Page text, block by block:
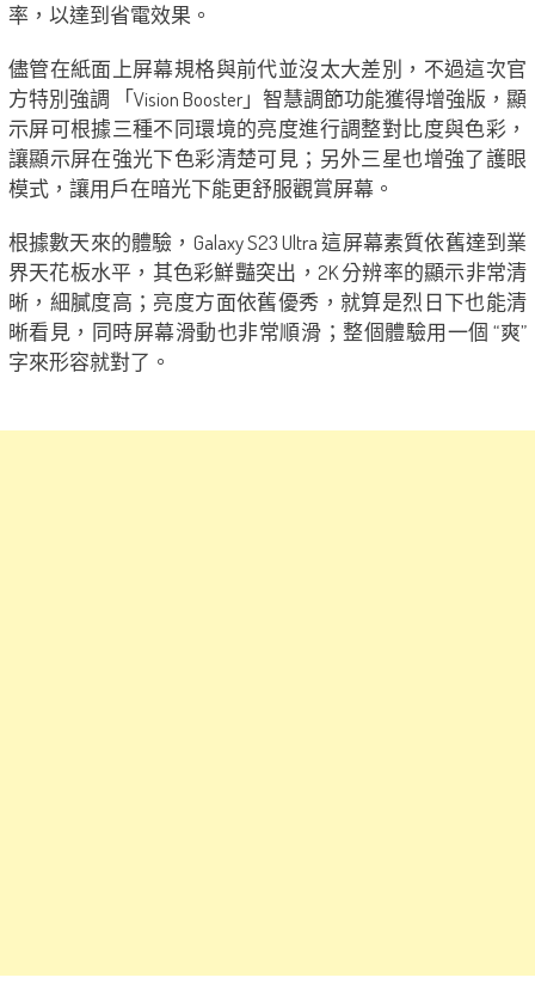
率，以達到省電效果。
儘管在紙面上屏幕規格與前代並沒太大差別，不過這次官
方特別強調 「Vision Booster」智慧調節功能獲得增強版，顯
示屏可根據三種不同環境的亮度進行調整對比度與色彩，
讓顯示屏在強光下色彩清楚可見；另外三星也增強了護眼
模式，讓用戶在暗光下能更舒服觀賞屏幕。
根據數天來的體驗，Galaxy S23 Ultra 這屏幕素質依舊達到業
界天花板水平，其色彩鮮豔突出，2K 分辨率的顯示非常清
晰，細膩度高；亮度方面依舊優秀，就算是烈日下也能清
晰看見，同時屏幕滑動也非常順滑；整個體驗用一個 “爽”
字來形容就對了。